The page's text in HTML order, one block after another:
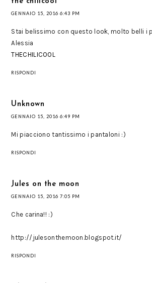
GENNAIO 15, 2016 6:43 PM
Stai belissimo con questo look, molto belli i
Alessia
THECHILICOOL
RISPONDI
Unknown
GENNAIO 15, 2016 6:49 PM
Mi piacciono tantissimo i pantaloni :)
RISPONDI
Jules on the moon
GENNAIO 15, 2016 7:05 PM
Che carina!! :)
http://julesonthemoon.blogspot.it/
RISPONDI